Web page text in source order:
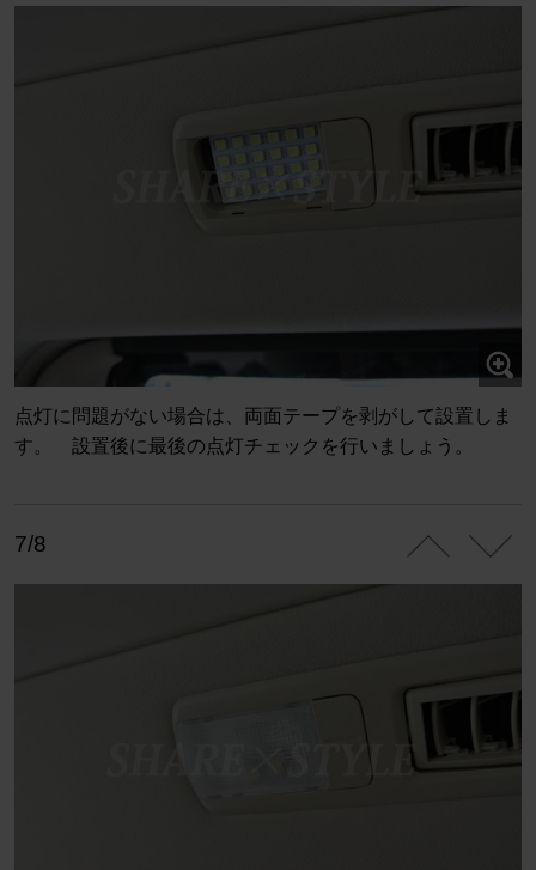
点灯に問題がない場合は、両面テープを剥がして設置しま
す。 設置後に最後の点灯チェックを行いましょう。
7/8